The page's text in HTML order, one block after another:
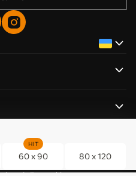
60 x 90
HIT
80 x 120
на файли cookie